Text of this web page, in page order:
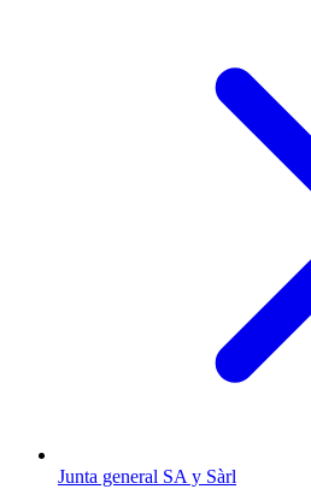
Junta general SA y Sàrl